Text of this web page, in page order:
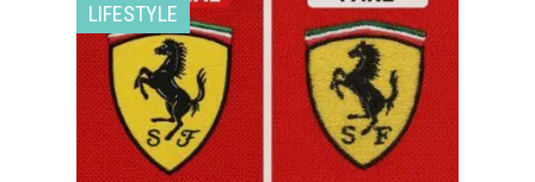
LIFESTYLE